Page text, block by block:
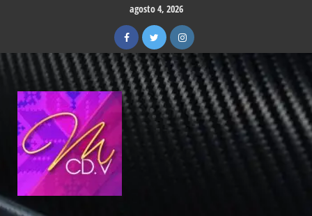
agosto 4, 2026